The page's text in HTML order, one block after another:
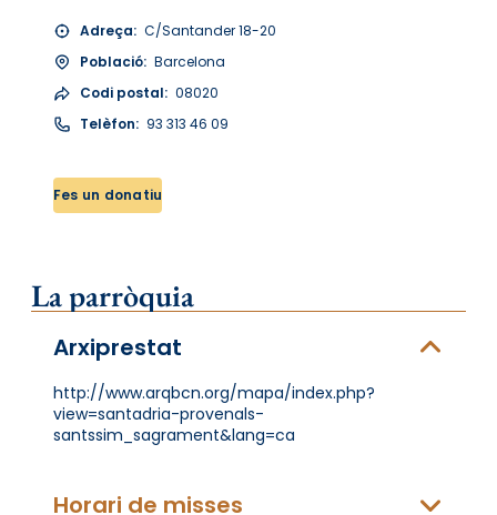
Adreça: C/Santander 18-20
Població: Barcelona
Codi postal: 08020
Telèfon: 93 313 46 09
Fes un donatiu
La parròquia
Arxiprestat
http://www.arqbcn.org/mapa/index.php?
view=santadria-provenals-
santssim_sagrament&lang=ca
Horari de misses